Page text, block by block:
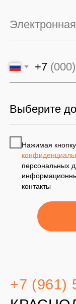
+7
конфиденциальности
персональных
+7 (961)